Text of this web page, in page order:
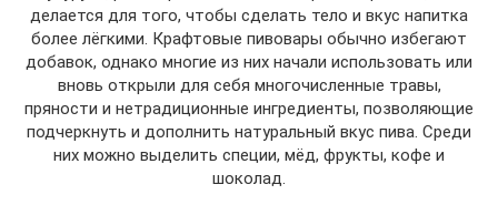
делается для того, чтобы сделать тело и вкус напитка
более лёгкими. Крафтовые пивовары обычно избегают
добавок, однако многие из них начали использовать или
вновь открыли для себя многочисленные травы,
пряности и нетрадиционные ингредиенты, позволяющие
подчеркнуть и дополнить натуральный вкус пива. Среди
них можно выделить специи, мёд, фрукты, кофе и
шоколад.